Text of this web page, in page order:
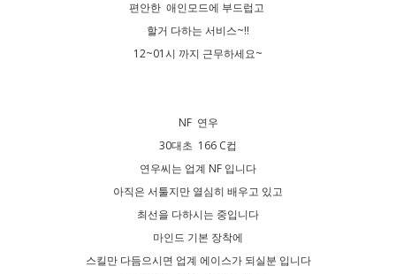
편안한 애인모드에 부드럽고
할거 다하는 서비스~!!
12~01시 까지 근무하세요~
NF 연우
30대초 166 C컵
연우씨는 업계 NF 입니다
아직은 서툴지만 열심히 배우고 있고
최선을 다하시는 중입니다
마인드 기본 장착에
스킬만 다듬으시면 업계 에이스가 되실분 입니다